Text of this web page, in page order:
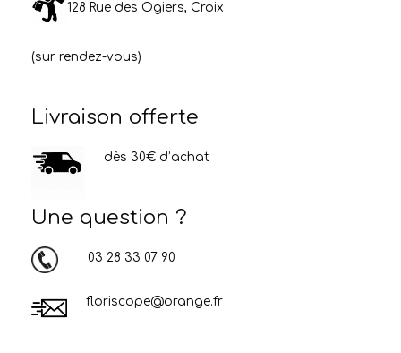
128 Rue des Ogiers, Croix
(sur rendez-vous)
Livraison offerte
dès 30€ d’achat
Une question ?
03 28 33 07 90
floriscope@orange.fr